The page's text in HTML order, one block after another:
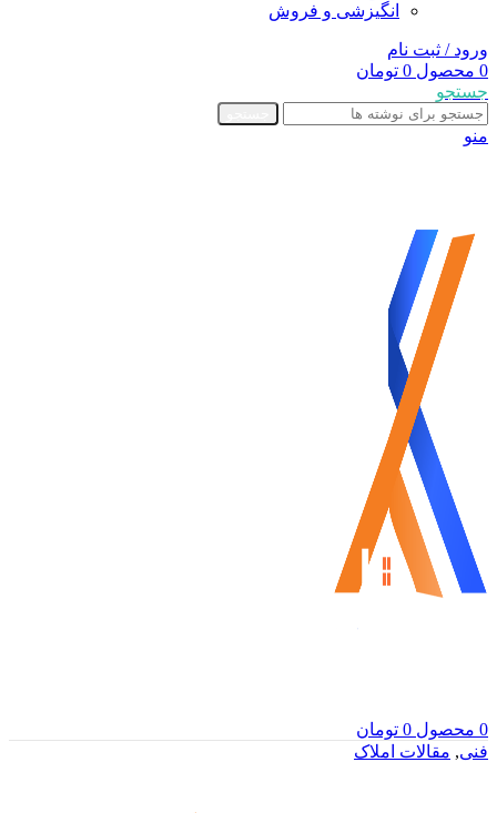
انگیزشی و فروش
ورود / ثبت نام
0 محصول 0 تومان
جستجو
منو
0 محصول 0 تومان
فنی, مقالات املاک